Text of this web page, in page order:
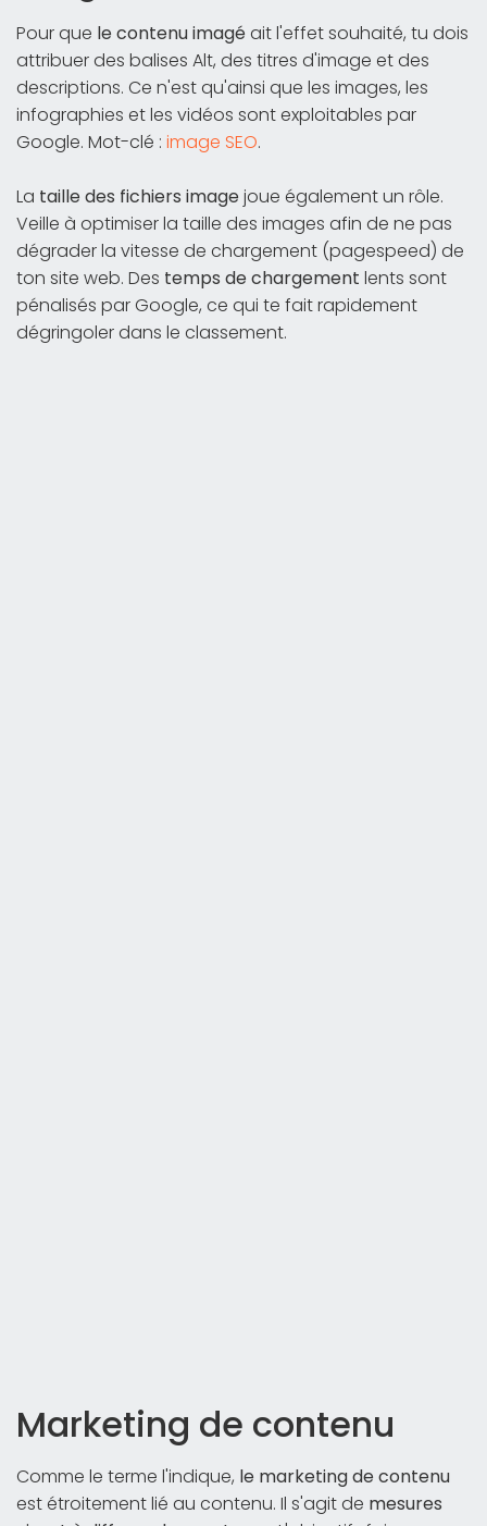
Pour que le contenu imagéait l'effet souhaité, tu dois
attribuer des balises Alt, des titres d'image et des
descriptions. Ce n'est qu'ainsi que les images, les
infographies et les vidéos sont exploitables par
Google. Mot-clé : image SEO.
La taille des fichiers imagejoue également un rôle.
Veille à optimiser la taille des images afin de ne pas
dégrader la vitesse de chargement (pagespeed) de
ton site web. Des temps de chargement lents sont
pénalisés par Google, ce qui te fait rapidement
dégringoler dans le classement.
Marketing de contenu
Comme le terme l'indique, le marketing de contenu
est étroitement lié au contenu. Il s'agit de mesures